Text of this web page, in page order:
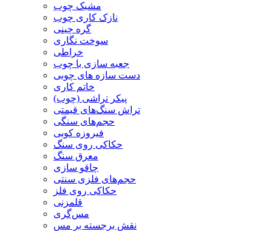
مشبک چوب
نازک کاری چوب
گره چینی
سوخت نگاری
خراطی
جعبه سازی با چوب
دست سازه های چوبی
خاتم کاری
پیکر تراشی (چوب)
تراش سنگ‌های قیمتی
حجم‌های سنگی
فیروزه کوبی
حکاکی روی سنگ
معرق سنگ
چاقو سازی
حجم‌های فلزی سنتی
حکاکی روی فلز
قلمزنی
مس‌گری
نقش برجسته بر مس